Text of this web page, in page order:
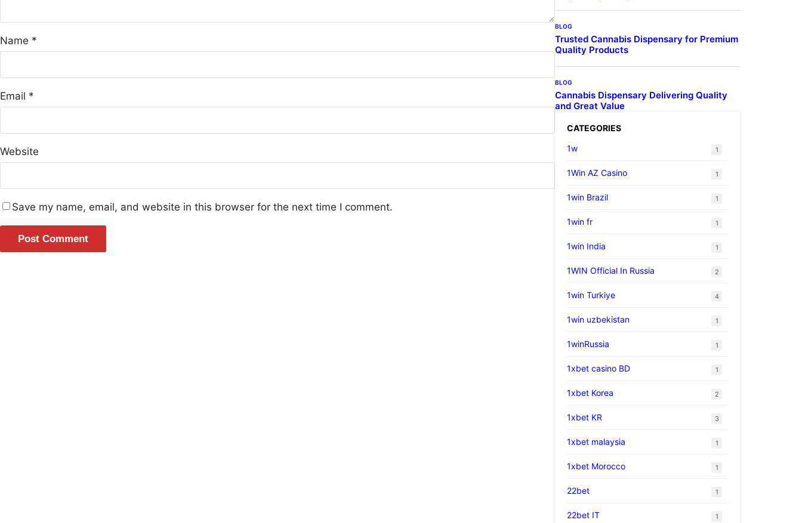
Name *
Email *
Website
Save my name, email, and website in this browser for the next time I comment.
BLOG
Trusted Cannabis Dispensary for Premium
Quality Products
BLOG
Cannabis Dispensary Delivering Quality
and Great Value
CATEGORIES
1w
1
1Win AZ Casino 1
1win Brazil 1
1win fr 1
1win India 1
1WIN Official In Russia 2
1win Turkiye 4
1win uzbekistan 1
1winRussia 1
1xbet casino BD 1
1xbet Korea 2
1xbet KR 3
1xbet malaysia 1
1xbet Morocco 1
22bet 1
22bet IT 1